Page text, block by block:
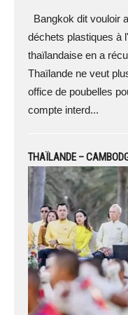
Bangkok dit vouloir
déchets plastiques à
thaïlandaise en a
Thaïlande ne veut
office de poubelles
compte interd...
THAÏLANDE –